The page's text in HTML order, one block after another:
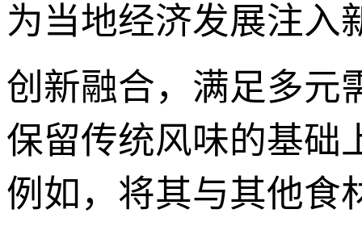
为当地经济发展注入
创新融合，满足多元
保留传统风味的基础
例如，将其与其他食